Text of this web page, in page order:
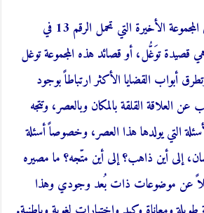
“فاصلة بين امرأتين” هي المجموعة الأخيرة التي تحمل الرقم 13 في
قصيدة توَغُّل، أو قصائد هذه المجموعة توغل
أبواب القضايا الأكثر ارتباطاً بوجود
العلاقة القلقة بالمكان وبالعصر، وتتجه
التي يولدها هذا العصر، وخصوصاً أسئلة
إلى أين ذاهب؟ إلى أين متّجه؟ ما مصيره
عن موضوعات ذات بُعد وجودي وهذا